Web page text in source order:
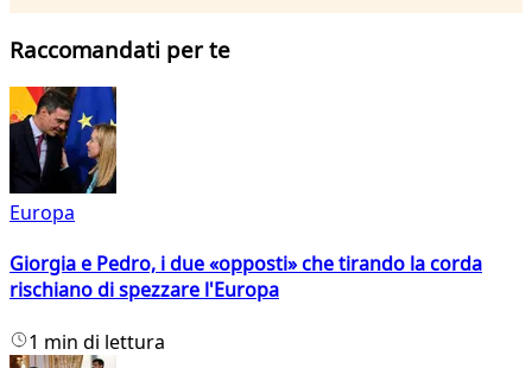
Raccomandati per te
Europa
Giorgia e Pedro, i due «opposti» che tirando la corda
rischiano di spezzare l'Europa
1 min di lettura